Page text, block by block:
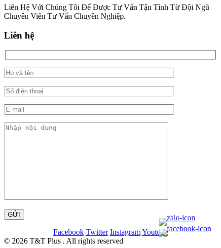
Liên Hệ Với Chúng Tôi Để Được Tư Vấn Tận Tình Từ Đội Ngũ
Chuyên Viên Tư Vấn Chuyên Nghiệp.
Liên hệ
Facebook Twitter Instagram Youtube
© 2026 T&T Plus . All rights reserved